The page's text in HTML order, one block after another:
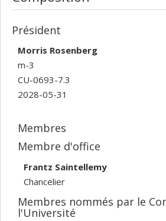
Président
Morris Rosenberg
m-3
CU-0693-7.3
2028-05-31
Membres
Membre d'office
Frantz Saintellemy
Chancelier
Membres nommés par le
l'Université